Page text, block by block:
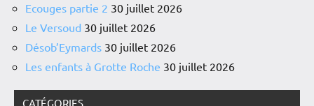
Ecouges partie 2 30 juillet 2026
Le Versoud 30 juillet 2026
Désob’Eymards 30 juillet 2026
Les enfants à Grotte Roche 30 juillet 2026
CATÉGORIES